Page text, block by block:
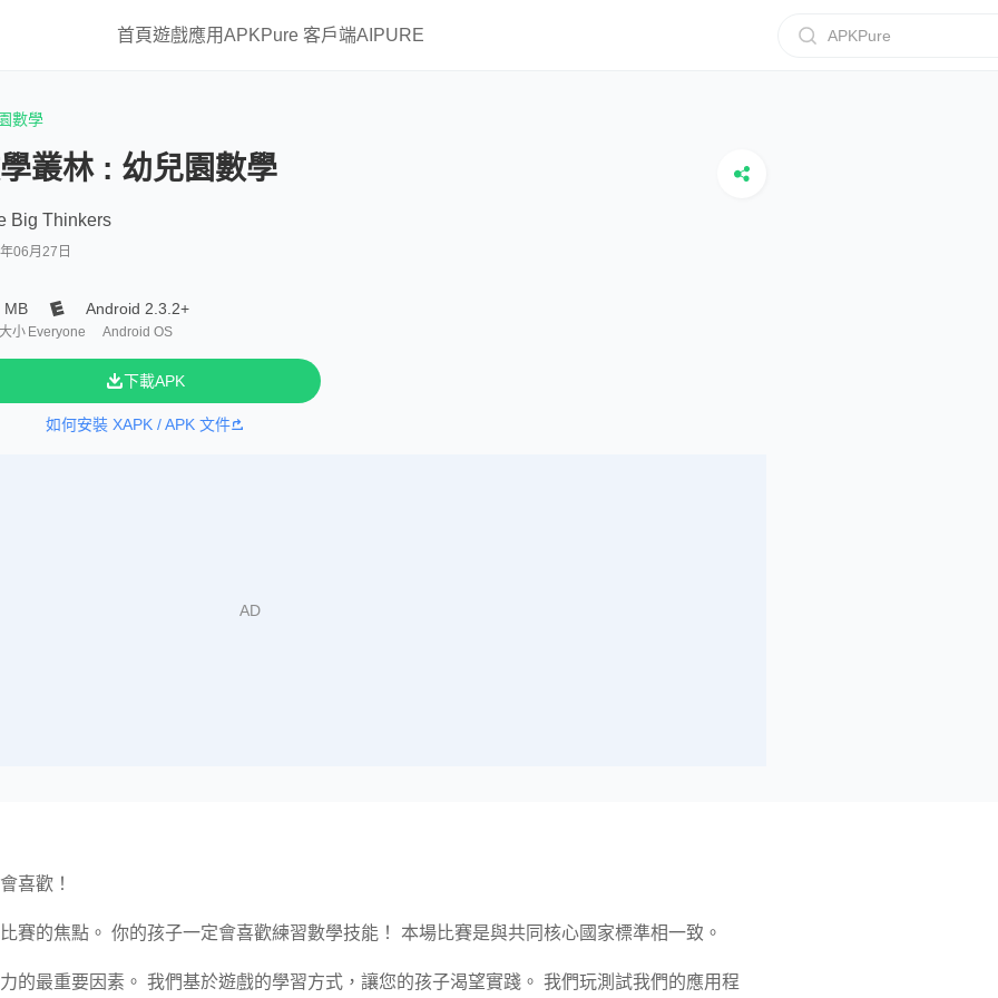
首頁遊戲應用APKPure 客戶端AIPURE APKPure
數學
叢林 : 幼兒園數學
Big Thinkers
06月27日
MB
小 Everyone
Android 2.3.2+
Android OS
下載APK
如何安裝 XAPK / APK 文件
喜歡！
賽的焦點。 你的孩子一定會喜歡練習數學技能！ 本場比賽是與共同核心國家標準相一致。
的最重要因素。 我們基於遊戲的學習方式，讓您的孩子渴望實踐。 我們玩測試我們的應用程